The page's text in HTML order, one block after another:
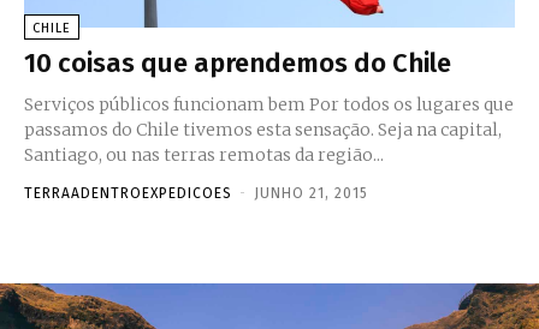
CHILE
10 coisas que aprendemos do Chile
Serviços públicos funcionam bem Por todos os lugares que
passamos do Chile tivemos esta sensação. Seja na capital,
Santiago, ou nas terras remotas da região...
TERRAADENTROEXPEDICOES - JUNHO 21, 2015